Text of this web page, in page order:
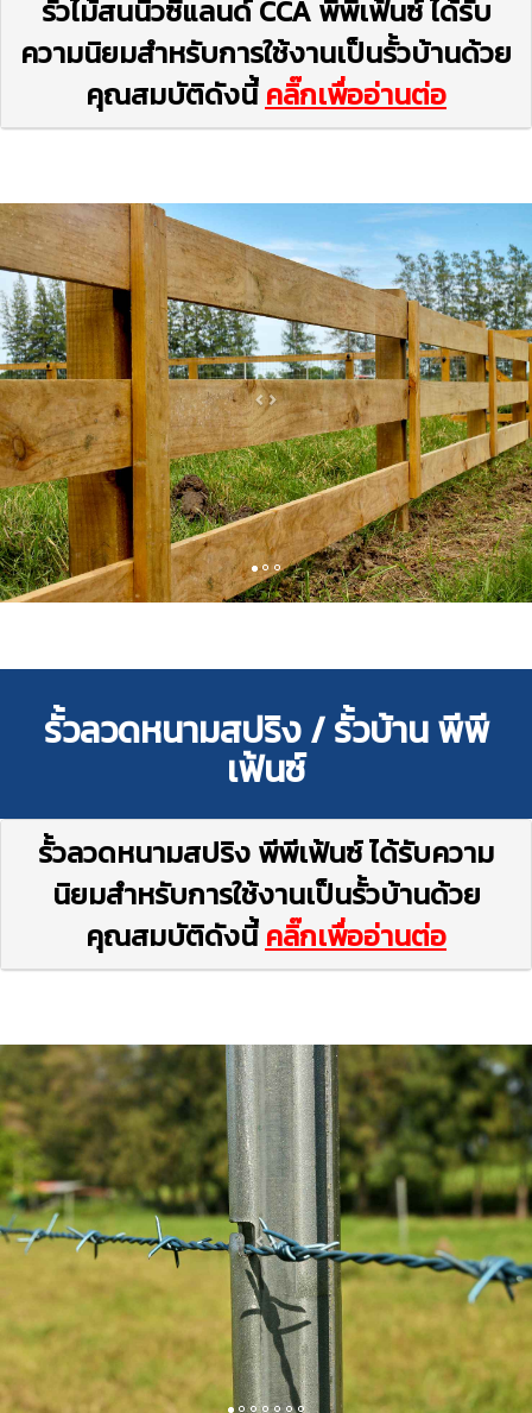
รั้วไม้สนนิวซีแลนด์ CCA พีพีเฟ้นซ์ ได้รับ
ความนิยมสำหรับการใช้งานเป็นรั้วบ้านด้วย
คุณสมบัติดังนี้ คลิ๊กเพื่ออ่านต่อ
รั้วลวดหนามสปริง / รั้วบ้าน พีพี
เฟ้นซ์
รั้วลวดหนามสปริง พีพีเฟ้นซ์ ได้รับความ
นิยมสำหรับการใช้งานเป็นรั้วบ้านด้วย
คุณสมบัติดังนี้ คลิ๊กเพื่ออ่านต่อ
Previous
Next